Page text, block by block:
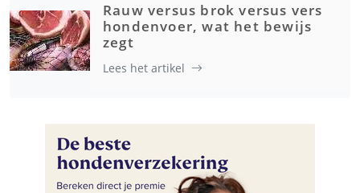
Rauw versus brok versus vers
hondenvoer, wat het bewijs
zegt
Lees het artikel